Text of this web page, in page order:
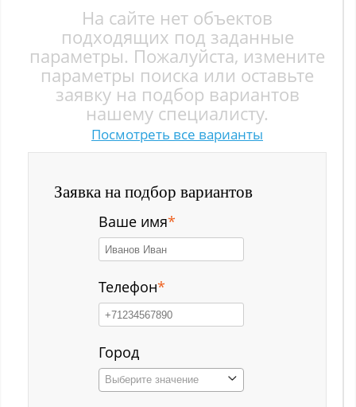
Ерунаково
Заводской р-н
Загорский
Карагайлинский
На сайте нет объектов
подходящих под заданные
параметры. Пожалуйста, измените
параметры поиска или оставьте
заявку на подбор вариантов
нашему специалисту.
Посмотреть все варианты
Заявка на подбор вариантов
Ваше имя*
Телефон*
Город
Выберите значение